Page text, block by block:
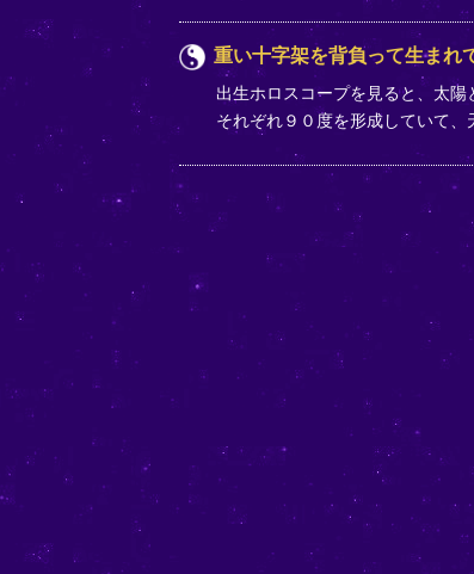
重い十字架を背負って生まれ
出生ホロスコープを見ると、太陽
それぞれ９０度を形成していて